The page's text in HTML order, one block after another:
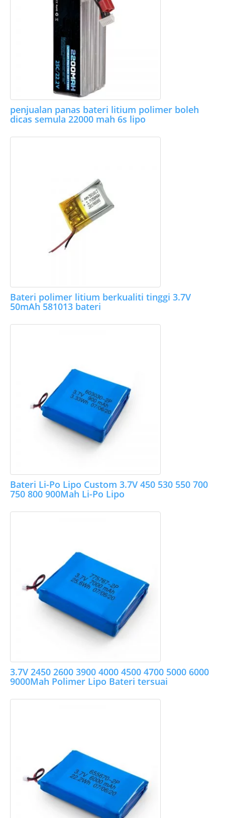
penjualan panas bateri litium polimer boleh
dicas semula 22000 mah 6s lipo
Bateri polimer litium berkualiti tinggi 3.7V
50mAh 581013 bateri
Bateri Li-Po Lipo Custom 3.7V 450 530 550 700
750 800 900Mah Li-Po Lipo
3.7V 2450 2600 3900 4000 4500 4700 5000 6000
9000Mah Polimer Lipo Bateri tersuai